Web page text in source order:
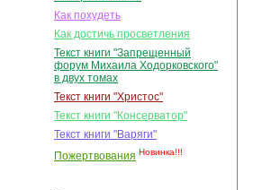
Как похудеть
Как достичь просветления
Текст книги "Запрещенный
форум Михаила Ходорковского"
в двух томах
Текст книги "Христос"
Текст книги "Консерватор"
Текст книги "Варяги"
Пожертвования Новинка!!!